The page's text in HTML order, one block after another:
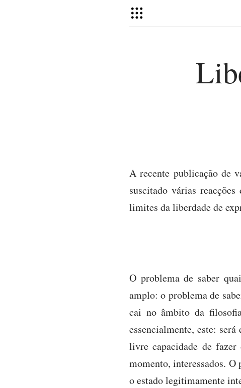
A recente publicação de
suscitado várias
limites da liberdade de
O problema de saber
amplo: o problema de
cai no âmbito da
essencialmente, este:
livre capacidade de fazer
momento, interessados. O
o estado legitimamente